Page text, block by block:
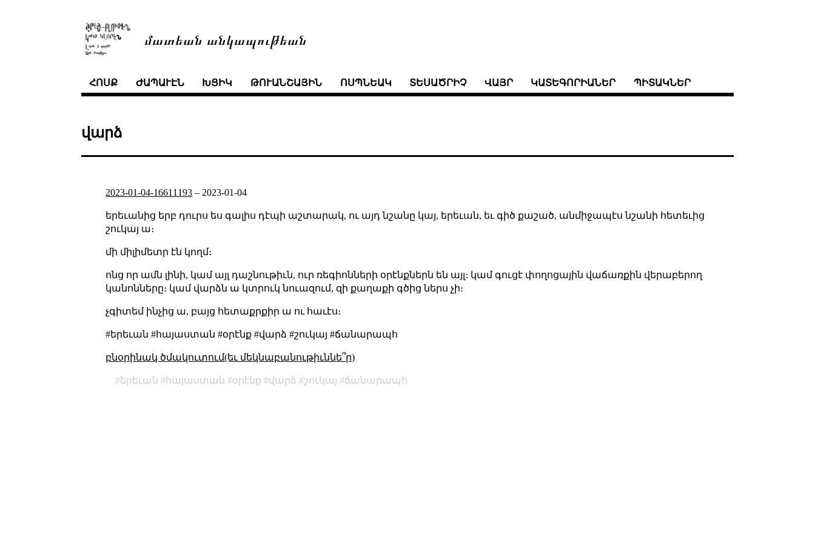
մատեան անկապութեան
ՀՈՍՔ ԺԱՊԱՒԷՆ ԽՑԻԿ ԹՈՒԱՆՇԱՅԻՆ ՈՍՊՆԵԱԿ ՏԵՍԱԾՐԻՉ ՎԱՅՐ ԿԱՏԵԳՈՐԻԱՆԵՐ ՊԻՏԱԿՆԵՐ
վարձ
2023-01-04-16611193 – 2023-01-04
երեւանից երբ դուրս ես գալիս դէպի աշտարակ, ու այդ նշանը կայ, երեւան, եւ գիծ քաշած, անմիջապէս նշանի հետեւից
շուկայ ա։
մի միլիմետր էն կողմ։
ոնց որ ամն լինի, կամ այլ դաշնութիւն, ուր ռեգիոնների օրէնքներն են այլ։ կամ գուցէ փողոցային վաճառքին վերաբերող
կանոնները։ կամ վարձն ա կտրուկ նուազում, զի քաղաքի գծից ներս չի։
չգիտեմ ինչից ա, բայց հետաքրքիր ա ու հաւէս։
#երեւան #հայաստան #օրէնք #վարձ #շուկայ #ճանարապհ
բնօրինակ ծմակուտում(եւ մեկնաբանութիւննե՞ր)
երեւան հայաստան օրէնք վարձ շուկայ ճանարապհ